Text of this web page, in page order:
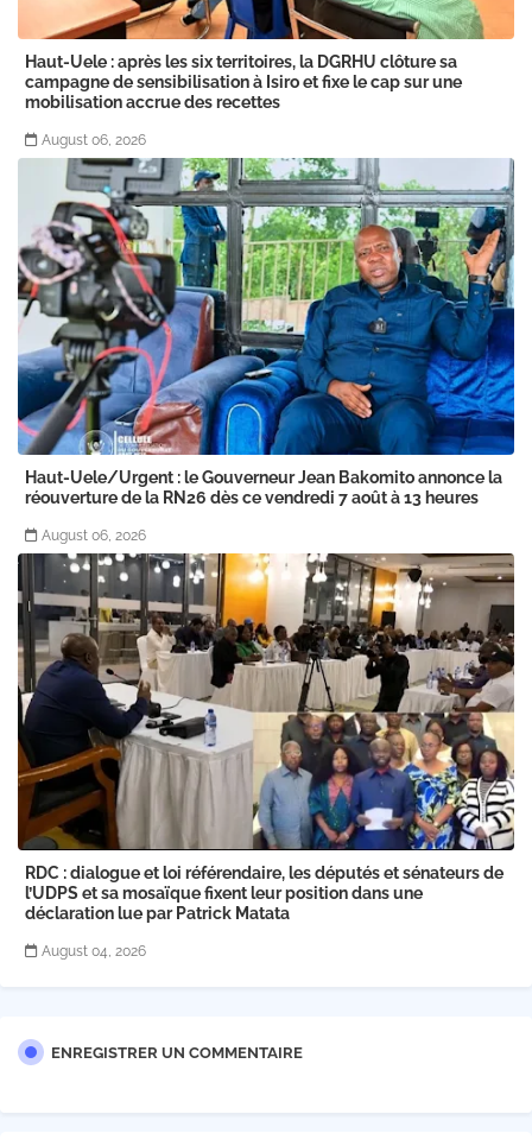
Haut-Uele : après les six territoires, la DGRHU clôture sa
campagne de sensibilisation à Isiro et fixe le cap sur une
mobilisation accrue des recettes
August 06, 2026
Haut-Uele/Urgent : le Gouverneur Jean Bakomito annonce la
réouverture de la RN26 dès ce vendredi 7 août à 13 heures
August 06, 2026
RDC : dialogue et loi référendaire, les députés et sénateurs de
l’UDPS et sa mosaïque fixent leur position dans une
déclaration lue par Patrick Matata
August 04, 2026
ENREGISTRER UN COMMENTAIRE